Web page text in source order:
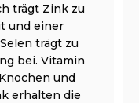
trägt Zink zu
und einer
trägt zu
bei. Vitamin
und
erhalten die